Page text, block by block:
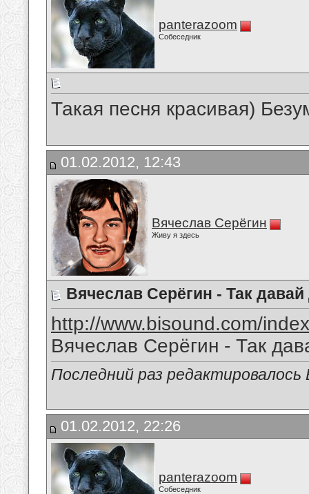
panterazoom
Собеседник
Такая песня красивая)
01.02.2012, 12:43
Вячеслав Серёгин
Живу я здесь
Вячеслав Серёгин - Так
http://www.bisound.com/
Вячеслав Серёгин - Так
Последний раз
01.02.2012, 22:26
panterazoom
Собеседник